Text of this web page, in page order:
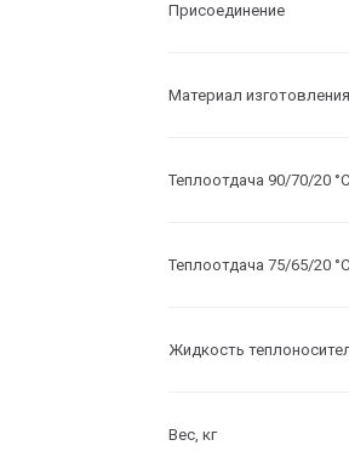
Присоединение
Материал изготовления
Теплоотдача 90/70/20 °C
Теплоотдача 75/65/20
Жидкость
Вес, кг